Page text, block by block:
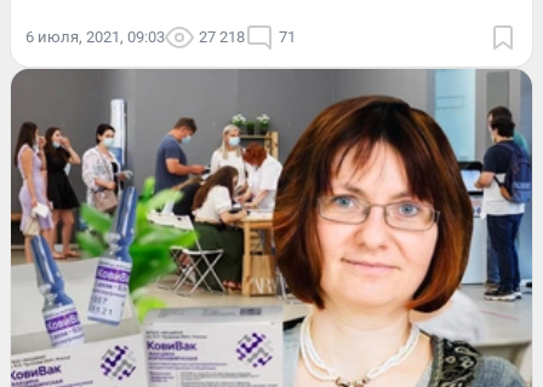
6 июля, 2021, 09:03 27 218 71